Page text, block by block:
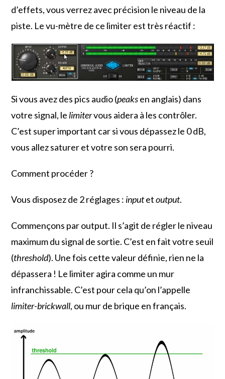
d’effets, vous verrez avec précision le niveau de la
piste. Le vu-mètre de ce limiter est très réactif :
Si vous avez des pics audio (peaksen anglais) dans
votre signal, le limitervous aidera à les contrôler.
C’est super important car si vous dépassez le 0 dB,
vous allez saturer et votre son sera pourri.
Comment procéder ?
Vous disposez de 2 réglages : inputetoutput.
Commençons par output. Il s’agit de régler le niveau
maximum du signal de sortie. C’est en fait votre seuil
(threshold). Une fois cette valeur définie, rien ne la
dépassera ! Le limiter agira comme un mur
infranchissable. C’est pour cela qu’on l’appelle
limiter-brickwall, ou mur de brique en français.